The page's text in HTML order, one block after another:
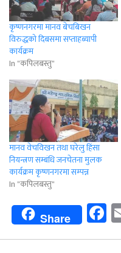
कृष्णनगरमा मानव बेचबिखन
विरुद्धको दिबसमा सप्ताहब्यापी
कार्यक्रम
In "कपिलबस्तु"
मानव वेचविखन तथा घरेलु हिंसा
नियन्त्रण सम्बंधि जनचेतना मुलक
कार्यक्रम कृष्णनगरमा सम्पन्न
In "कपिलबस्तु"
Share